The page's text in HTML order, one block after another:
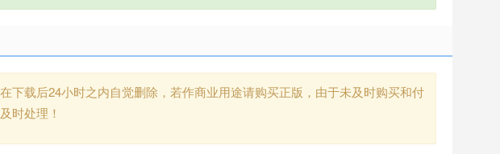
载后24小时之内自觉删除，若作商业用途请购买正版，由于未及时购买和付
时处理！